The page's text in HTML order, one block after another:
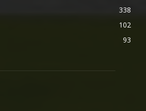
338
102
93